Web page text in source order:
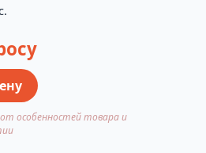
особенностей товара и